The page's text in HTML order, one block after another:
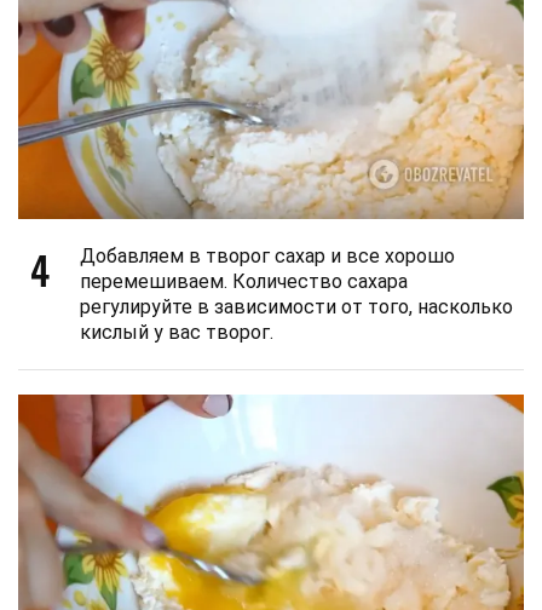
4
Добавляем в творог сахар и все хорошо
перемешиваем. Количество сахара
регулируйте в зависимости от того, насколько
кислый у вас творог.